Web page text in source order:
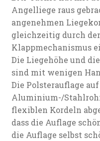
Angelliege raus
angenehmen
gleichzeitig durch
Klappmechanismus
Die Liegehöhe und
sind mit wenigen
Die Polsterauflage
Aluminium-/
flexiblen Kordeln
dass die Auflage
die Auflage selbst